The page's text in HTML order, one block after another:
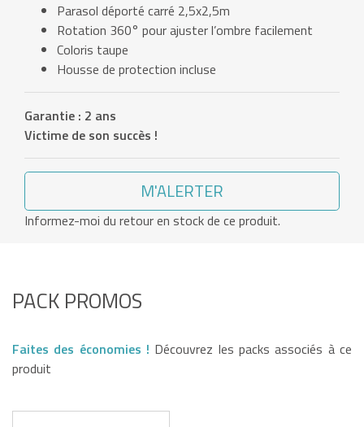
Parasol déporté carré 2,5x2,5m
Rotation 360° pour ajuster l’ombre facilement
Coloris taupe
Housse de protection incluse
Garantie : 2 ans
Victime de son succès !
M'ALERTER
Informez-moi du retour en stock de ce produit.
PACK PROMOS
Faites des économies ! Découvrez les packs associés à ce
produit